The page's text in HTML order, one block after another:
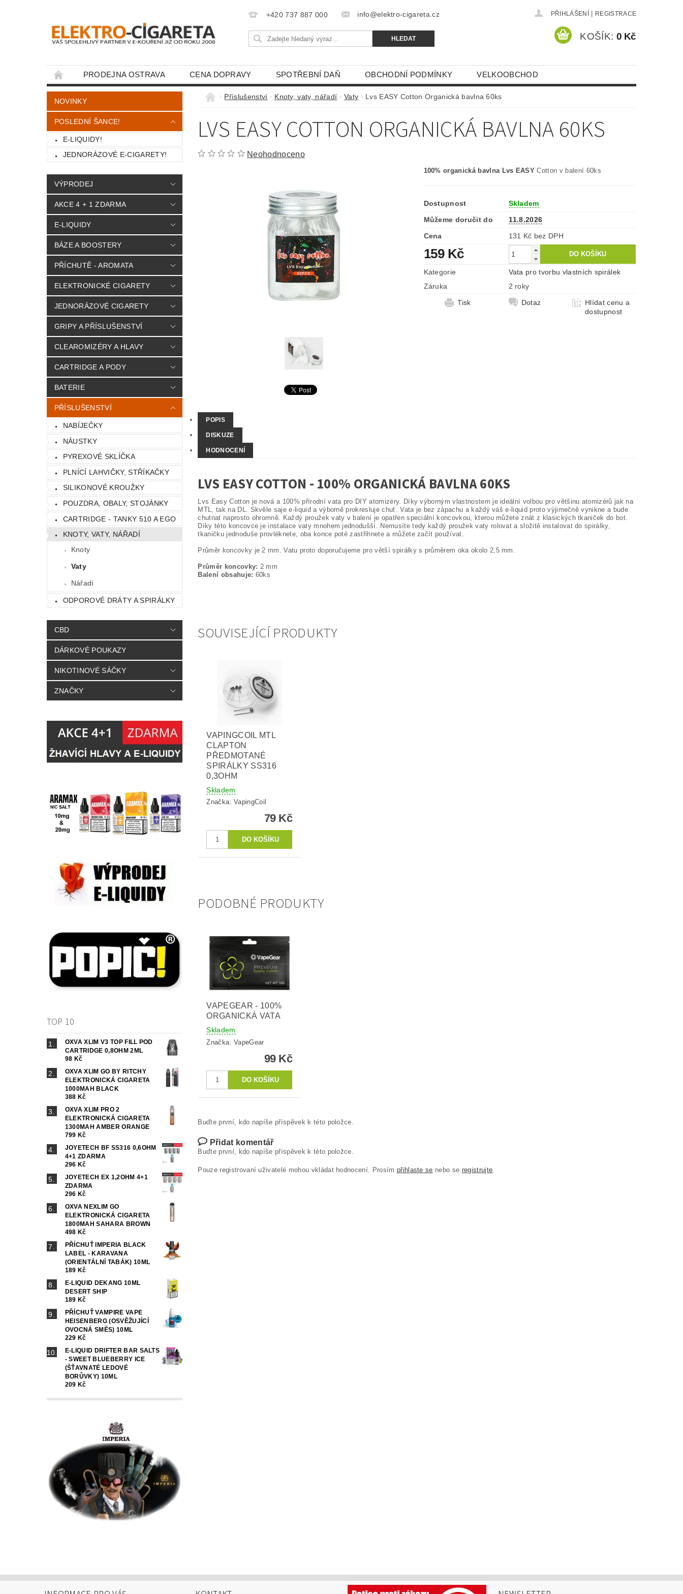
+420 737 887 000 info@elektro-cigareta.cz PŘIHLÁŠENÍ REGISTRACE
KOŠÍK: 0 Kč
PRODEJNA OSTRAVA CENA DOPRAVY SPOTŘEBNÍ DAŇ OBCHODNÍ PODMÍNKY VELKOOBCHOD
KONTAKTY
NOVINKY
POSLEDNÍ ŠANCE!
E-LIQUIDY!
JEDNORÁZOVÉ E-CIGARETY!
VÝPRODEJ
AKCE 4 + 1 ZDARMA
E-LIQUIDY
BÁZE A BOOSTERY
PŘÍCHUTĚ - AROMATA
ELEKTRONICKÉ CIGARETY
JEDNORÁZOVÉ CIGARETY
GRIPY A PŘÍSLUŠENSTVÍ
CLEAROMIZÉRY A HLAVY
CARTRIDGE A PODY
BATERIE
PŘÍSLUŠENSTVÍ
NABÍJEČKY
NÁUSTKY
PYREXOVÉ SKLÍČKA
PLNÍCÍ LAHVIČKY, STŘÍKAČKY
SILIKONOVÉ KROUŽKY
POUZDRA, OBALY, STOJÁNKY
CARTRIDGE - TANKY 510 A EGO
KNOTY, VATY, NÁŘADÍ
Knoty
Vaty
Nářadí
ODPOROVÉ DRÁTY A SPIRÁLKY
CBD
DÁRKOVÉ POUKAZY
NIKOTINOVÉ SÁČKY
ZNAČKY
TOP 10
OXVA XLIM V3 TOP FILL POD
CARTRIDGE 0,8OHM 2ML
98 Kč
OXVA XLIM GO BY RITCHY
ELEKTRONICKÁ CIGARETA
1000MAH BLACK
388 Kč
OXVA XLIM PRO 2
ELEKTRONICKÁ CIGARETA
1300MAH AMBER ORANGE
799 Kč
JOYETECH BF SS316 0,6OHM
4+1 ZDARMA
296 Kč
JOYETECH EX 1,2OHM 4+1
ZDARMA
296 Kč
OXVA NEXLIM GO
ELEKTRONICKÁ CIGARETA
1800MAH SAHARA BROWN
498 Kč
PŘÍCHUŤ IMPERIA BLACK
LABEL - KARAVANA
(ORIENTÁLNÍ TABÁK) 10ML
189 Kč
E-LIQUID DEKANG 10ML
DESERT SHIP
189 Kč
PŘÍCHUŤ VAMPIRE VAPE
HEISENBERG (OSVĚŽUJÍCÍ
OVOCNÁ SMĚS) 10ML
229 Kč
E-LIQUID DRIFTER BAR SALTS
- SWEET BLUEBERRY ICE
(ŠŤAVNATÉ LEDOVÉ
BORŮVKY) 10ML
209 Kč
Příslušenství Knoty, vaty, nářadí Vaty Lvs EASY Cotton Organická bavlna 60ks
LVS EASY COTTON ORGANICKÁ BAVLNA 60KS
Neohodnoceno
100% organická bavlna Lvs EASY Cotton v balení 60ks
Dostupnost
Skladem
Můžeme doručit do
11.8.2026
Cena
131 Kč bez DPH
159 Kč
Kategorie
Vata pro tvorbu vlastních spirálek
Záruka
2 roky
Tisk
Dotaz
Hlídat cenu a
dostupnost
POPIS
DISKUZE
HODNOCENÍ
LVS EASY COTTON - 100% ORGANICKÁ BAVLNA 60KS
Lvs Easy Cotton je nová a 100% přírodní vata pro DIY atomizéry. Díky výborným vlastnostem je ideální volbou pro většinu atomizérů jak na
MTL, tak na DL. Skvěle saje e-liquid a výborně prokresluje chuť. Vata je bez zápachu a každý váš e-liquid proto výjimečně vynikne a bude
chutnat naprosto ohromně. Každý proužek vaty v balení je opatřen speciální koncovkou, kterou můžete znát z klasických tkaniček do bot.
Díky této koncovce je instalace vaty mnohem jednodušší. Nemusíte tedy každý proužek vaty rolovat a složitě instalovat do spirálky,
tkaničku jednoduše provléknete, oba konce poté zastřihnete a můžete začít používat.
Průměr koncovky je 2 mm. Vatu proto doporučujeme pro větší spirálky s průměrem oka okolo 2,5 mm.
Průměr koncovky: 2 mm
Balení obsahuje: 60ks
SOUVISEJÍCÍ PRODUKTY
VAPINGCOIL MTL
CLAPTON
PŘEDMOTANÉ
SPIRÁLKY SS316
0,3OHM
Skladem
Značka: VapingCoil
79 Kč
PODOBNÉ PRODUKTY
VAPEGEAR - 100%
ORGANICKÁ VATA
Skladem
Značka: VapeGear
99 Kč
Buďte první, kdo napíše příspěvek k této položce.
Přidat komentář
Buďte první, kdo napíše příspěvek k této položce.
Pouze registrovaní uživatelé mohou vkládat hodnocení. Prosím přihlaste se nebo se registrujte